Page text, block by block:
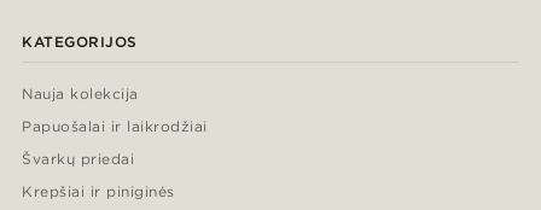
KATEGORIJOS
Nauja kolekcija
Papuošalai ir laikrodžiai
Švarkų priedai
Krepšiai ir piniginės